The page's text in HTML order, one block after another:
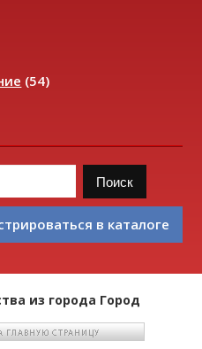
(54)
в каталоге
из города Город